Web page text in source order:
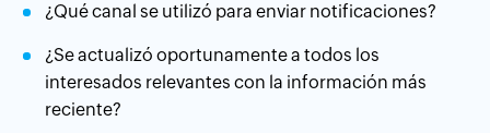
¿Qué canal se utilizó para enviar notificaciones?
¿Se actualizó oportunamente a todos los
interesados relevantes con la información más
reciente?